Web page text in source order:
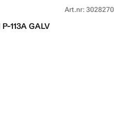
Art.nr:
113A GALV